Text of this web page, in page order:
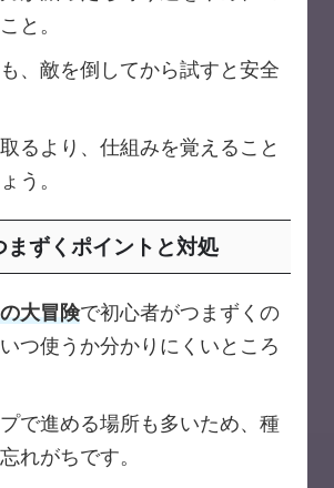
と。
、敵を倒してから試すと安全
るより、仕組みを覚えること
う。
まずくポイントと対処
大冒険で初心者がつまずくの
つ使うか分かりにくいところ
で進める場所も多いため、種
れがちです。